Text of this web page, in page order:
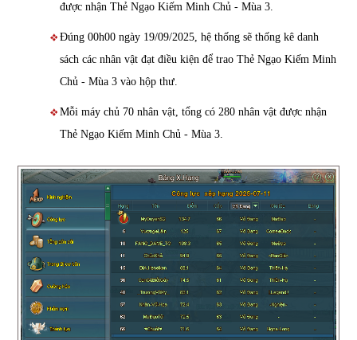
được nhận Thẻ Ngạo Kiếm Minh Chủ - Mùa 3.
Đúng 00h00 ngày 19/09/2025, hệ thống sẽ thống kê danh
sách các nhân vật đạt điều kiện để trao Thẻ Ngạo Kiếm Minh
Chủ - Mùa 3 vào hộp thư.
Mỗi máy chủ 70 nhân vật, tổng có 280 nhân vật được nhận
Thẻ Ngạo Kiếm Minh Chủ - Mùa 3.